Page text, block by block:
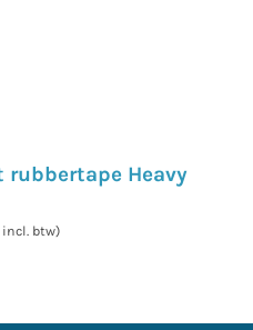
rubbertape Heavy
btw)